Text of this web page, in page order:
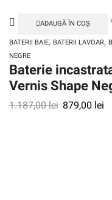
ADAUGĂ ÎN COȘ
BATERII BAIE, BATERII LAVOAR,
NEGRE
Baterie
Vernis Shape
1.187,00lei 879,00 lei